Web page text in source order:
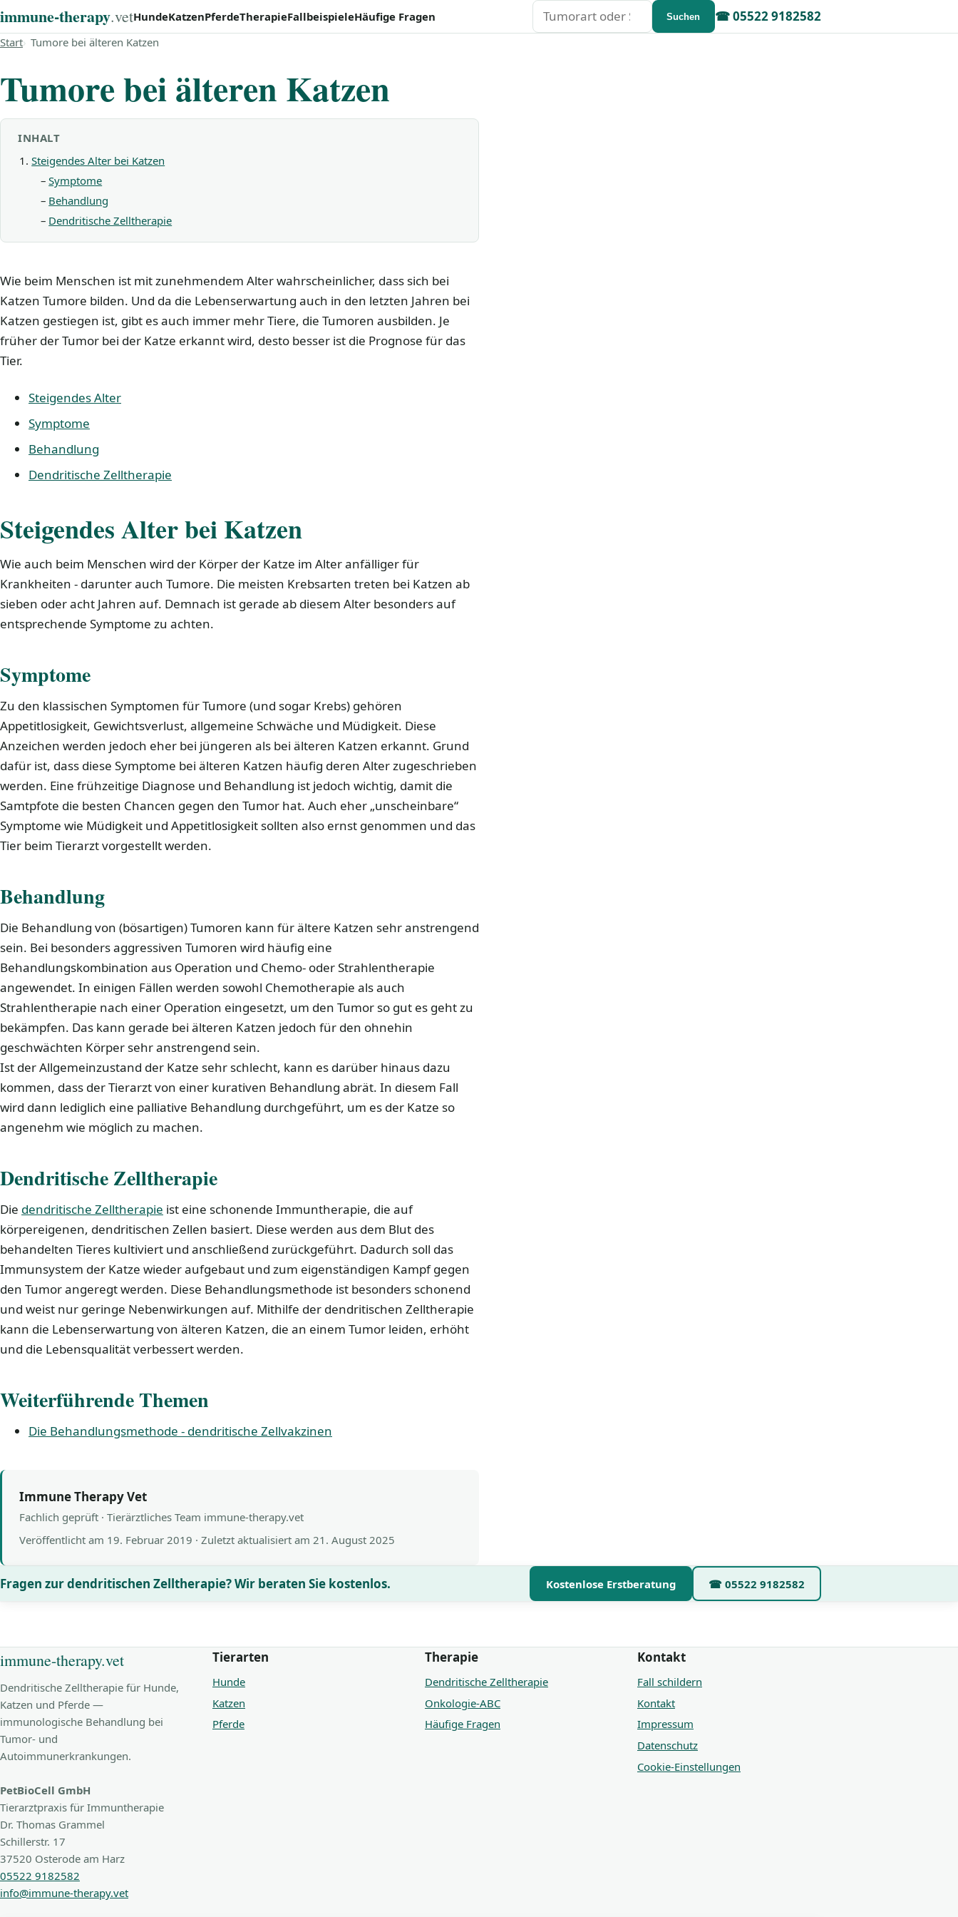
immune‑therapy.vet ☎05522 9182582
HundeKatzenPferdeTherapieFallbeispieleHäufige Fragen Suchen Suchen
Start Tumore bei älteren Katzen
Tumore bei älteren Katzen
INHALT
Steigendes Alter bei Katzen
Symptome
Behandlung
Dendritische Zelltherapie
Wie beim Menschen ist mit zunehmendem Alter wahrscheinlicher, dass sich bei
Katzen Tumore bilden. Und da die Lebenserwartung auch in den letzten Jahren bei
Katzen gestiegen ist, gibt es auch immer mehr Tiere, die Tumoren ausbilden. Je
früher der Tumor bei der Katze erkannt wird, desto besser ist die Prognose für das
Tier.
Steigendes Alter
Symptome
Behandlung
Dendritische Zelltherapie
Steigendes Alter bei Katzen
Wie auch beim Menschen wird der Körper der Katze im Alter anfälliger für
Krankheiten - darunter auch Tumore. Die meisten Krebsarten treten bei Katzen ab
sieben oder acht Jahren auf. Demnach ist gerade ab diesem Alter besonders auf
entsprechende Symptome zu achten.
Symptome
Zu den klassischen Symptomen für Tumore (und sogar Krebs) gehören
Appetitlosigkeit, Gewichtsverlust, allgemeine Schwäche und Müdigkeit. Diese
Anzeichen werden jedoch eher bei jüngeren als bei älteren Katzen erkannt. Grund
dafür ist, dass diese Symptome bei älteren Katzen häufig deren Alter zugeschrieben
werden. Eine frühzeitige Diagnose und Behandlung ist jedoch wichtig, damit die
Samtpfote die besten Chancen gegen den Tumor hat. Auch eher „unscheinbare“
Symptome wie Müdigkeit und Appetitlosigkeit sollten also ernst genommen und das
Tier beim Tierarzt vorgestellt werden.
Behandlung
Die Behandlung von (bösartigen) Tumoren kann für ältere Katzen sehr anstrengend
sein. Bei besonders aggressiven Tumoren wird häufig eine
Behandlungskombination aus Operation und Chemo- oder Strahlentherapie
angewendet. In einigen Fällen werden sowohl Chemotherapie als auch
Strahlentherapie nach einer Operation eingesetzt, um den Tumor so gut es geht zu
bekämpfen. Das kann gerade bei älteren Katzen jedoch für den ohnehin
geschwächten Körper sehr anstrengend sein.
Ist der Allgemeinzustand der Katze sehr schlecht, kann es darüber hinaus dazu
kommen, dass der Tierarzt von einer kurativen Behandlung abrät. In diesem Fall
wird dann lediglich eine palliative Behandlung durchgeführt, um es der Katze so
angenehm wie möglich zu machen.
Dendritische Zelltherapie
Die dendritische Zelltherapie ist eine schonende Immuntherapie, die auf
körpereigenen, dendritischen Zellen basiert. Diese werden aus dem Blut des
behandelten Tieres kultiviert und anschließend zurückgeführt. Dadurch soll das
Immunsystem der Katze wieder aufgebaut und zum eigenständigen Kampf gegen
den Tumor angeregt werden. Diese Behandlungsmethode ist besonders schonend
und weist nur geringe Nebenwirkungen auf. Mithilfe der dendritischen Zelltherapie
kann die Lebenserwartung von älteren Katzen, die an einem Tumor leiden, erhöht
und die Lebensqualität verbessert werden.
Weiterführende Themen
Die Behandlungsmethode - dendritische Zellvakzinen
Immune Therapy Vet
Fachlich geprüft · Tierärztliches Team immune-therapy.vet
Veröffentlicht am 19. Februar 2019 · Zuletzt aktualisiert am 21. August 2025
Fragen zur dendritischen Zelltherapie? Wir beraten Sie kostenlos. Kostenlose Erstberatung ☎ 05522 9182582
immune-therapy.vet
Dendritische Zelltherapie für Hunde,
Katzen und Pferde —
immunologische Behandlung bei
Tumor- und
Autoimmunerkrankungen.
PetBioCell GmbH
Tierarztpraxis für Immuntherapie
Dr. Thomas Grammel
Schillerstr. 17
37520 Osterode am Harz
05522 9182582
info@immune-therapy.vet
Tierarten
Hunde
Katzen
Pferde
Therapie
Dendritische Zelltherapie
Onkologie-ABC
Häufige Fragen
Kontakt
Fall schildern
Kontakt
Impressum
Datenschutz
Cookie-Einstellungen